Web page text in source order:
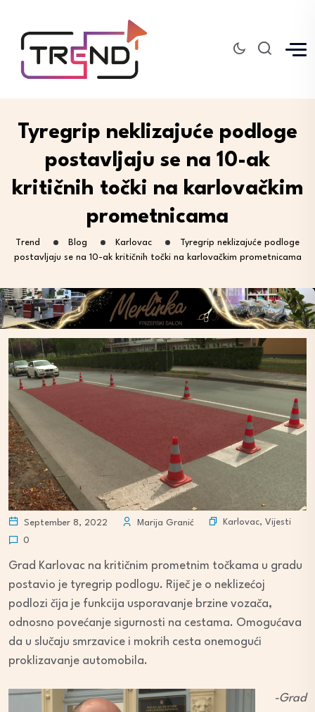
Tyregrip neklizajuće podloge
postavljaju se na 10-ak
kritičnih točki na karlovačkim
prometnicama
Trend Blog Karlovac
Tyregrip neklizajuće podloge
postavljaju se na 10-ak kritičnih točki na karlovačkim prometnicama
September 8, 2022 Marija Granić Karlovac, Vijesti
0
Grad Karlovac na kritičnim prometnim točkama u gradu
postavio je tyregrip podlogu. Riječ je o neklizećoj
podlozi čija je funkcija usporavanje brzine vozača,
odnosno povećanje sigurnosti na cestama. Omogućava
da u slučaju smrzavice i mokrih cesta onemogući
proklizavanje automobila.
-Grad